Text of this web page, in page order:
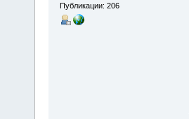
Публикации: 206